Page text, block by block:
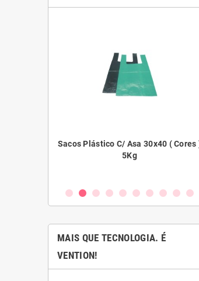
Sacos Plástico C/ Asa 30x40 ( Cores
5Kg
MAIS QUE TECNOLOGIA. É
VENTION!